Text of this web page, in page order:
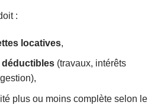
:
locatives,
(travaux, intérêts
plus ou moins complète selon le